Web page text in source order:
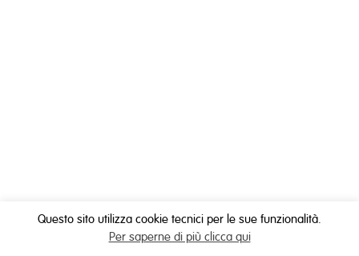
Questo sito utilizza cookie tecnici per le sue funzionalità.
Per saperne di più clicca qui